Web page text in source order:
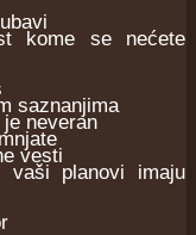
kome se nećete
saznanjima
neveran
vesti
planovi imaju